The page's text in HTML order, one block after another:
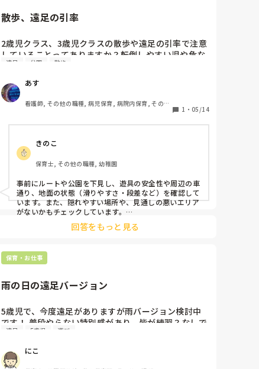
と思います。
コロナ禍前の話で申し訳ないです。
散歩、遠足の引率
2歳児クラス、3歳児クラスの散歩や遠足の引率で注意
していることってありますか？転倒しやすい児や危な
い時の注意方法で、分かりやすく、子どもたちに聞い
らいいなどありますか？公園の場所、遊具の把握、移
動距離の車の多い場所など。
遠足 公園 散歩
あす
看護師, その他の職種, 病児保育, 病院内保育, その他
1 ・ 05/14
きのこ
保育士, その他の職種, 幼稚園
事前にルートや公園を下見し、遊具の安全性や周辺の車
通り、地面の状態（滑りやすさ・段差など）を確認して
います。また、隠れやすい場所や、見通しの悪いエリア
がないかもチェックしています。
転倒しやすい子や落ち着きのない子には、大人の近くに
には必ず点呼をします。
える工夫がとても重要だと感じています！
回答をもっと見る
保育・お仕事
雨の日の遠足バージョン
5歳児で、今度遠足がありますが雨バージョン検討中
です！ 普段やらない特別感があり、皆が練習？なしで
もできるようなゲームはありませんか？
で3歳児向けのゲームも知りたいです！
遠足 5歳児 遊び
にこ